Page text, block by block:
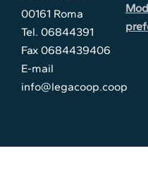
00161 Roma
Tel. 06844391
Fax 0684439406
E-mail
info@legacoop.coop